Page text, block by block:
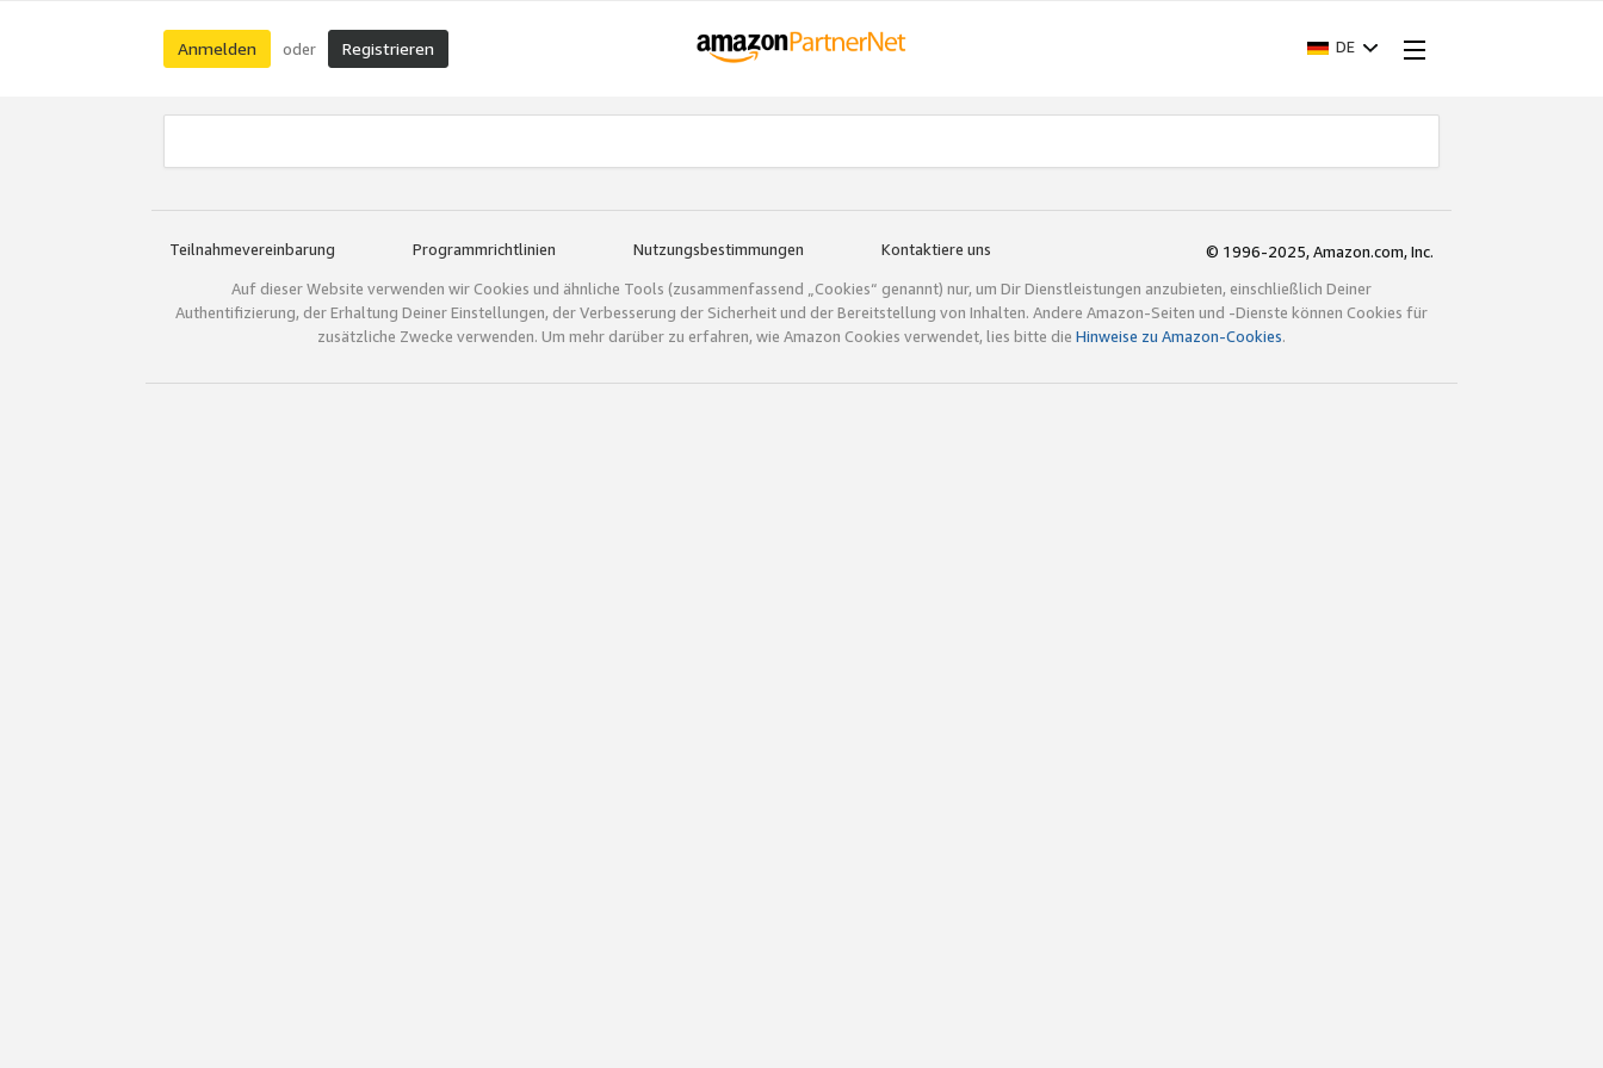
Anmelden oder Registrieren DE
Teilnahmevereinbarung Programmrichtlinien Nutzungsbestimmungen Kontaktiere uns
© 1996-2025, Amazon.com, Inc.
Auf dieser Website verwenden wir Cookies und ähnliche Tools (zusammenfassend „Cookies“ genannt) nur, um Dir Dienstleistungen anzubieten, einschließlich Deiner
Authentifizierung, der Erhaltung Deiner Einstellungen, der Verbesserung der Sicherheit und der Bereitstellung von Inhalten. Andere Amazon-Seiten und -Dienste können Cookies für
zusätzliche Zwecke verwenden. Um mehr darüber zu erfahren, wie Amazon Cookies verwendet, lies bitte die Hinweise zu Amazon-Cookies.